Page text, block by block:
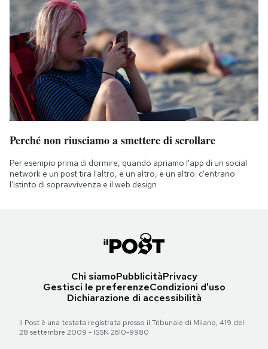
Perché non riusciamo a smettere di scrollare
Per esempio prima di dormire, quando apriamo l'app di un social
network e un post tira l'altro, e un altro, e un altro: c'entrano
l'istinto di sopravvivenza e il web design
Chi siamoPubblicitàPrivacy
Gestisci le preferenzeCondizioni d'uso
Dichiarazione di accessibilità
Il Post è una testata registrata presso il Tribunale di Milano, 419 del
28 settembre 2009 - ISSN 2610-9980